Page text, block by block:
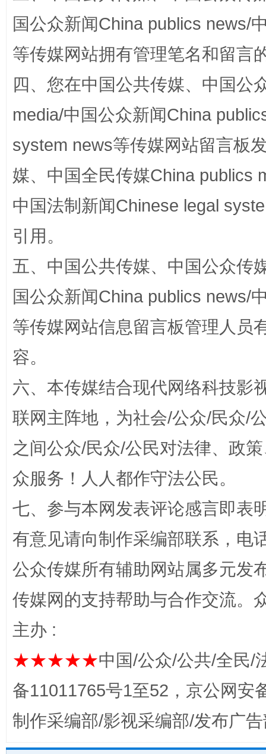
“蜀中异人”王建安的艺术幻境
完善运行机制助力责任有效落实 一纸欠
东山县通报“牛蛙产品抗生素超标问题”
千年窑火 生生不息
国公众新闻China publics news/
等传媒网站拥有管理笔名和留言
四、您在中国公共传媒、中国公
media/中国公众新闻China
system news等传媒网站留言板
媒、中国全民传媒China publics
中国法制新闻Chinese legal
引用。
五、中国公共传媒、中国公众传
国公众新闻China publics news/
等传媒网站信息留言板管理人员
容。
六、本传媒结合现代网络科技影
联网主阵地，为社会/公众/民众/
之间公众/民众/公民对法律、政
众服务！人人都作守法公民。
七、参与本网发表评论感言即表
有意见请向制作采编部联系，电
公众传媒所有辅助网站属多元发
传媒网的支持帮助与合作交流。
主办 :
★★★★★中国/公众/公共/全民/
备11011765号1至52，京公网安
制作采编部/影视采编部/发布广